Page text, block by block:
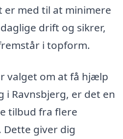
er med til at minimere
drift og sikrer,
i topform.
valget om at få hjælp
Ravnsbjerg, er det en
tilbud fra flere
giver dig